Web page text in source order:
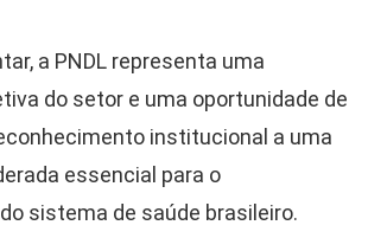
a PNDL representa uma
do setor e uma oportunidade de
institucional a uma
essencial para o
sistema de saúde brasileiro.